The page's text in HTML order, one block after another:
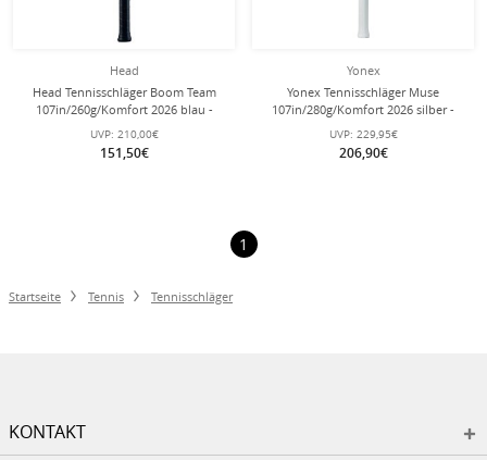
Head
Head Tennisschläger Boom Team
107in/260g/Komfort 2026 blau -
UVP: 210,00€
151,50€
Yonex
Yonex Tennisschläger Muse
107in/280g/Komfort 2026 silber -
UVP: 229,95€
206,90€
1
Startseite Tennis Tennisschläger
KONTAKT